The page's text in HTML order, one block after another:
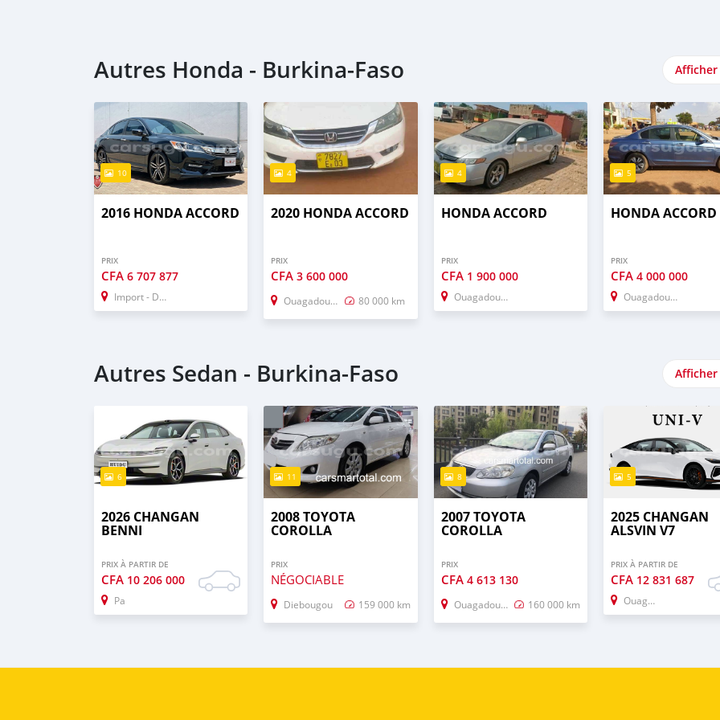
Autres Honda - Burkina-Faso
10
2016 HONDA ACCORD
PRIX
CFA 6 707 877
Import - Dubai
4
2020 HONDA ACCORD
PRIX
CFA3 600 000
Ouagadougou 80 000 km
4
HONDA ACCORD
PRIX
CFA 1 900 000
Ouagadougou
5
HONDA ACCORD
PRIX
CFA 4 000 000
Ouagadougou
Autres Sedan - Burkina-Faso
6
2026 CHANGAN
BENNI
PRIX À PARTIR DE
CFA 10 206 000
Pa
11
2008 TOYOTA
COROLLA
PRIX
NÉGOCIABLE
Diebougou 159 000 km
8
2007 TOYOTA
COROLLA
PRIX
CFA 4 613 130
Ouagadougou 160 000 km
5
2025 CHANGAN
ALSVIN V7
PRIX À PARTIR DE
CFA 12 831 687
Ouagadougou